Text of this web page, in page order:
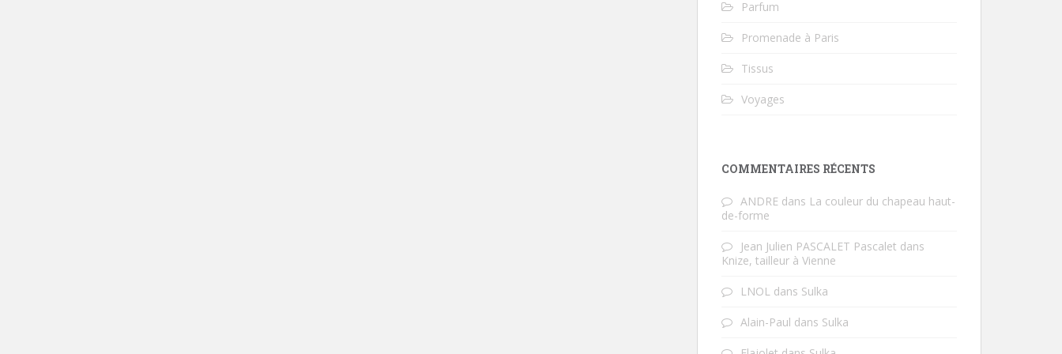
Parfum
Promenade à Paris
Tissus
Voyages
COMMENTAIRES RÉCENTS
ANDRE dans La couleur du chapeau haut-
de-forme
Jean Julien PASCALET Pascalet dans
Knize, tailleur à Vienne
LNOL dans Sulka
Alain-Paul dans Sulka